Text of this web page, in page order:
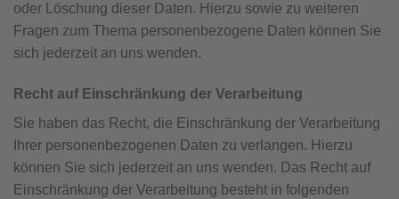
oder Löschung dieser Daten. Hierzu sowie zu weiteren
Fragen zum Thema personenbezogene Daten können Sie
sich jederzeit an uns wenden.
Recht auf Einschränkung der Verarbeitung
Sie haben das Recht, die Einschränkung der Verarbeitung
Ihrer personenbezogenen Daten zu verlangen. Hierzu
können Sie sich jederzeit an uns wenden. Das Recht auf
Einschränkung der Verarbeitung besteht in folgenden